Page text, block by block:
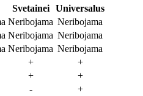
Svetainei
Universalus
Neribojama Neribojama
Neribojama Neribojama
Neribojama Neribojama
+
+
+
+
-
+